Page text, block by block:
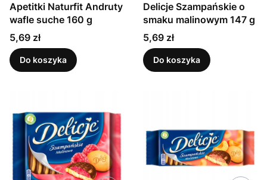
Apetitki Naturfit Andruty
wafle suche 160 g
Cena
5,69 zł
Do koszyka
Delicje Szampańskie o
smaku malinowym 147 g
Cena
5,69 zł
Do koszyka